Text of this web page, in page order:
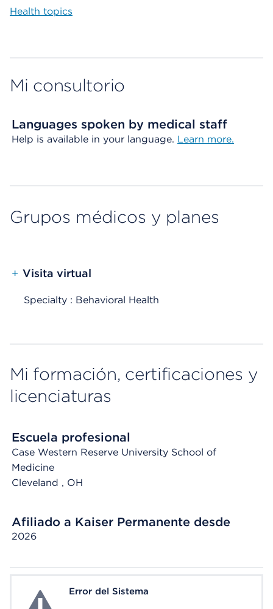
Health topics
Mi consultorio
Languages spoken by medical staff
Help is available in your language. Learn more.
Grupos médicos y planes
+ Visita virtual
Specialty : Behavioral Health
Mi formación, certificaciones y
licenciaturas
Escuela profesional
Case Western Reserve University School of
Medicine
Cleveland , OH
Afiliado a Kaiser Permanente desde
2026
System ErrorError del Sistema